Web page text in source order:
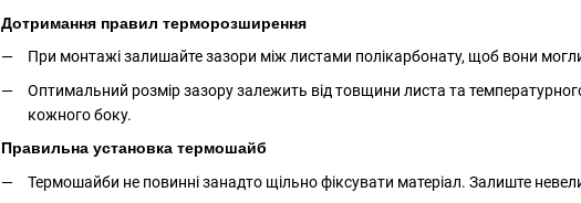
Дотримання правил терморозширення
При монтажі залишайте зазори між листами полікарбонату, щоб вони
Оптимальний розмір зазору залежить від товщини листа та
кожного боку.
Правильна установка термошайб
Термошайби не повинні занадто щільно фіксувати матеріал. Залиште